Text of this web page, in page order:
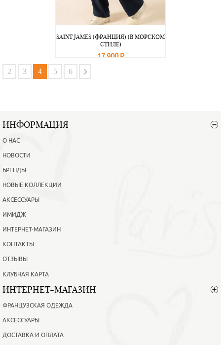
SAINT JAMES (ФРАНЦИЯ) (В МОРСКОМ
СТИЛЕ)
17 900 Р
В корзину
2 3 4 5 6
ИНФОРМАЦИЯ
О НАС
НОВОСТИ
БРЕНДЫ
НОВЫЕ КОЛЛЕКЦИИ
АКСЕССУАРЫ
ИМИДЖ
ИНТЕРНЕТ-МАГАЗИН
КОНТАКТЫ
ОТЗЫВЫ
КЛУБНАЯ КАРТА
ИНТЕРНЕТ-МАГАЗИН
ФРАНЦУЗСКАЯ ОДЕЖДА
АКСЕССУАРЫ
ДОСТАВКА И ОПЛАТА